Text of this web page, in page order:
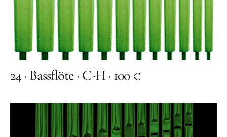
24 · Bassflöte · C-H · 100 €